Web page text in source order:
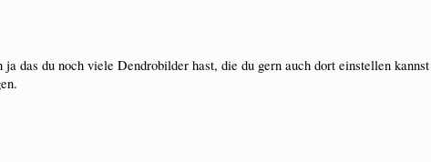
das du noch viele Dendrobilder hast, die du gern auch dort einstellen